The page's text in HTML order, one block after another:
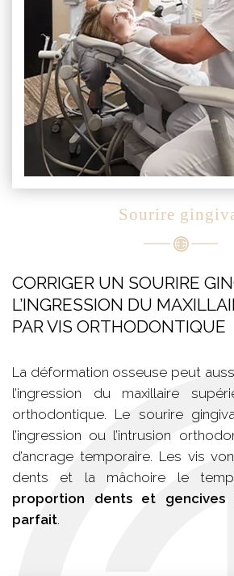
Sourire
CORRIGER UN SOURIRE
L’INGRESSION DU
PAR VIS ORTHODONTIQUE
La déformation osseuse peut
l’ingression du maxillaire
orthodontique. Le sourire
l’ingression ou l’intrusion
d’ancrage temporaire. Les vis
dents et la mâchoire le
proportion dents et gencives
parfait.